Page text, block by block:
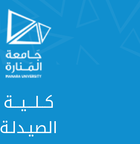
كــلـــيـــة
الصيـدلـة